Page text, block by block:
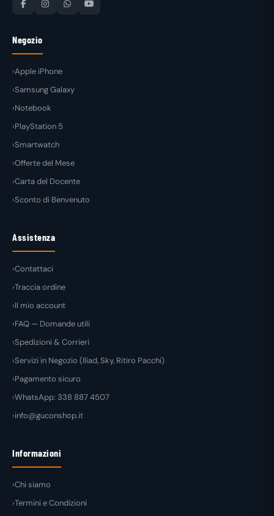
Negozio
Apple iPhone
Samsung Galaxy
Notebook
PlayStation 5
Smartwatch
Offerte del Mese
Carta del Docente
Sconto di Benvenuto
Assistenza
Contattaci
Traccia ordine
Il mio account
FAQ — Domande utili
Spedizioni & Corrieri
Servizi in Negozio (Iliad, Sky, Ritiro Pacchi)
Pagamento sicuro
WhatsApp: 338 887 4507
info@guconshop.it
Informazioni
Chi siamo
Termini e Condizioni